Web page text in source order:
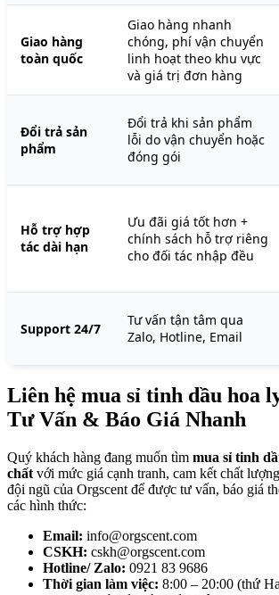
Giao hàng
toàn quốc
Giao hàng nhanh
chóng, phí vận chuyển
linh hoạt theo khu vực
và giá trị đơn hàng
Đổi trả sản
phẩm
Đổi trả khi sản phẩm
lỗi do vận chuyển hoặc
đóng gói
Hỗ trợ hợp
tác dài hạn
Ưu đãi giá tốt hơn +
chính sách hỗ trợ riêng
cho đối tác nhập đều
Support 24/7
Tư vấn tận tâm qua
Zalo, Hotline, Email
Liên hệ mua sỉ tinh dầu hoa
Tư Vấn & Báo Giá Nhanh
Quý khách hàng đang muốn tìm mua sỉ tinh
chất với mức giá cạnh tranh, cam kết chất
đội ngũ của Orgscent để được tư vấn, báo giá
các hình thức:
Email: info@orgscent.com
CSKH: cskh@orgscent.com
Hotline/ Zalo: 0921 83 9686
Thời gian làm việc: 8:00 – 20:00 (thứ